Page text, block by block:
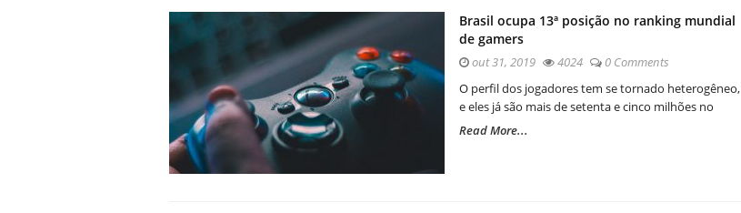
Brasil ocupa 13ª posição no ranking mundial
de gamers
out 31, 2019 4024
0 Comments
O perfil dos jogadores tem se tornado heterogêneo,
e eles já são mais de setenta e cinco milhões no
Read More...